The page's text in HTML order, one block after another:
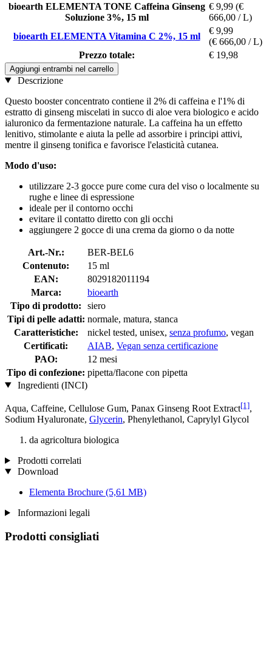
bioearth ELEMENTA TONE Caffeina Ginseng
Soluzione 3%, 15 ml
€ 9,99 (€
666,00 / L)
bioearth ELEMENTA Vitamina C 2%, 15 ml
€ 9,99
(€ 666,00 / L)
Prezzo totale:
€ 19,98
Aggiungi entrambi nel carrello
Descrizione
Questo booster concentrato contiene il 2% di caffeina e l'1% di
estratto di ginseng miscelati in succo di aloe vera biologico e acido
ialuronico da fermentazione naturale. La caffeina ha un effetto
lenitivo, stimolante e aiuta la pelle ad assorbire i principi attivi,
mentre il ginseng tonifica e favorisce l'elasticità cutanea.
Modo d'uso:
utilizzare 2-3 gocce pure come cura del viso o localmente su
rughe e linee di espressione
ideale per il contorno occhi
evitare il contatto diretto con gli occhi
aggiungere 2 gocce di una crema da giorno o da notte
Art.-Nr.:
BER-BEL6
Contenuto:
15 ml
EAN:
8029182011194
Marca:
bioearth
Tipo di prodotto:
siero
Tipi di pelle adatti: normale, matura, stanca
Caratteristiche:
nickel tested, unisex, senza profumo, vegan
Certificati:
AIAB, Vegan senza certificazione
PAO:
12 mesi
Tipo di confezione: pipetta/flacone con pipetta
Ingredienti (INCI)
Aqua, Caffeine, Cellulose Gum, Panax Ginseng Root Extract[1],
Sodium Hyaluronate, Glycerin, Phenylethanol, Caprylyl Glycol
da agricoltura biologica
Prodotti correlati
Download
Elementa Brochure (5,61 MB)
Informazioni legali
Prodotti consigliati